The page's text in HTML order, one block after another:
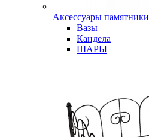
Аксессуары памятники
Вазы
Кандела
ШАРЫ